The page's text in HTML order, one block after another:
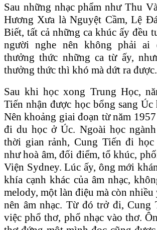
Sau những nhạc phẩm như Thu
Hương Xưa là Nguyệt Cầm, Lệ
Biết, tất cả những ca khúc ấy đều
người nghe nên không phải ai
thưởng thức những ca từ ấy,
thưởng thức thì khó mà dứt ra được.
Sau khi học xong Trung Học,
Tiến nhận được học bổng sang
Nên khoảng giai đoạn từ năm
đi du học ở Úc. Ngoài học
thời gian rảnh, Cung Tiến đi học
như hoà âm, đối điểm, tổ khúc,
Viện Sydney. Lúc ấy, ông mới
khía cạnh khác của âm nhạc,
melody, một làn điệu mà còn nhiều
nên âm nhạc. Từ đó trở đi, Cung
việc phổ thơ, phổ nhạc vào thơ.